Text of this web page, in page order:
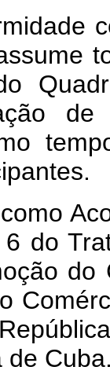
de
do
do
de